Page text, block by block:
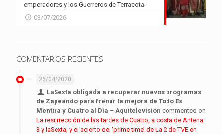
emperadores y los Guerreros de Terracota
03/07/2026
COMENTARIOS RECIENTES
26/04/2020
LaSexta obligada a recuperar nuevos programas
de Zapeando para frenar la mejora de Todo Es
Mentira y Cuatro al Día – Aquitelevisión commented on
La resurrección de las tardes de Cuatro, a costa de Antena
3 y laSexta, y el acierto del ‘prime time’ de La 2 de TVE en